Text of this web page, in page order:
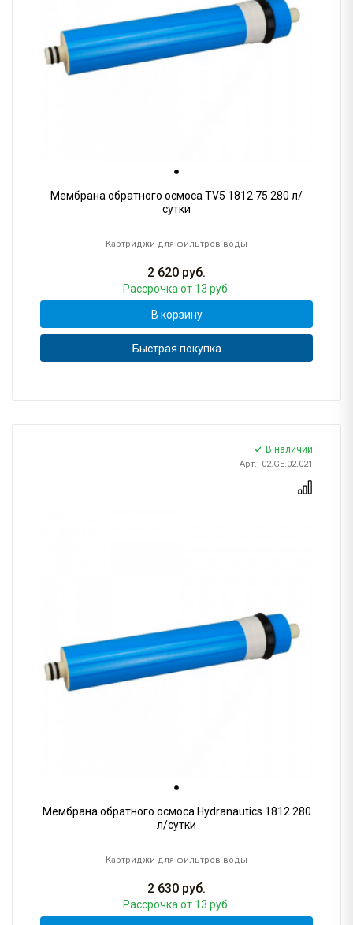
Мембрана обратного осмоса TV5 1812 75 280 л/
сутки
Картриджи для фильтров воды
2 620 руб.
Рассрочка от 13 руб.
В корзину
Быстрая покупка
В наличии
Арт.: 02.GE.02.021
Мембрана обратного осмоса Hydranautics 1812 280
л/сутки
Картриджи для фильтров воды
2 630 руб.
Рассрочка от 13 руб.